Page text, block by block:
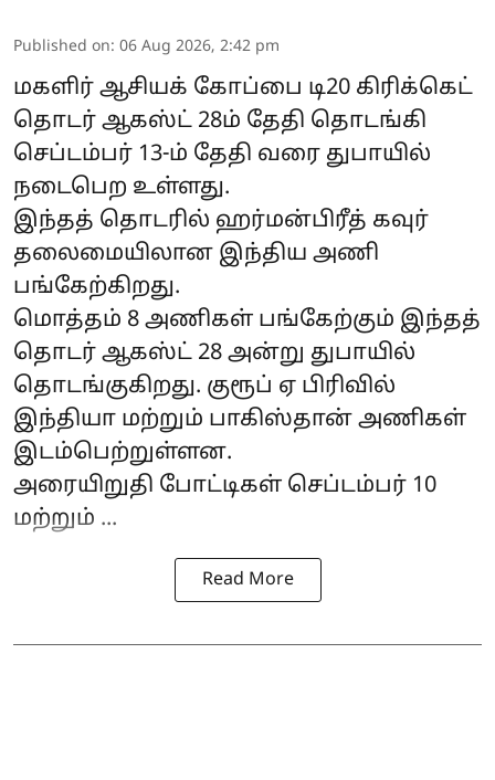
Published on: 06 Aug 2026, 2:42 pm
மகளிர் ஆசியக் கோப்பை டி20 கிரிக்கெட்
தொடர் ஆகஸ்ட் 28ம் தேதி தொடங்கி
செப்டம்பர் 13-ம் தேதி வரை துபாயில்
நடைபெற உள்ளது.
இந்தத் தொடரில் ஹர்மன்பிரீத் கவுர்
தலைமையிலான இந்திய அணி
பங்கேற்கிறது.
மொத்தம் 8 அணிகள் பங்கேற்கும் இந்தத்
தொடர் ஆகஸ்ட் 28 அன்று துபாயில்
தொடங்குகிறது. குரூப் ஏ பிரிவில்
இந்தியா மற்றும் பாகிஸ்தான் அணிகள்
இடம்பெற்றுள்ளன.
அரையிறுதி போட்டிகள் செப்டம்பர் 10
மற்றும் ...
Read More